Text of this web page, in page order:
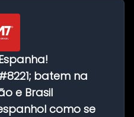
batem na
e Brasil
como se